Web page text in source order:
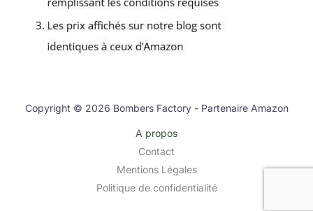
Copyright © 2026 Bombers Factory - Partenaire Amazon
A propos
Contact
Mentions Légales
Politique de confidentialité